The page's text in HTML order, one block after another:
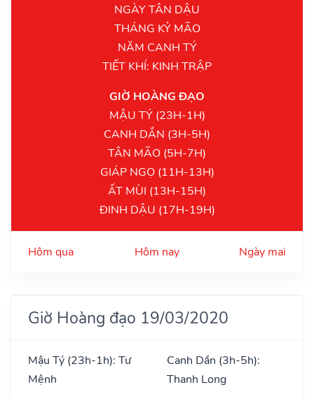
NGÀY TÂN DẬU
THÁNG KỶ MÃO
NĂM CANH TÝ
TIẾT KHÍ: KINH TRẬP
GIỜ HOÀNG ĐẠO
MẬU TÝ (23H-1H)
CANH DẦN (3H-5H)
TÂN MÃO (5H-7H)
GIÁP NGỌ (11H-13H)
ẤT MÙI (13H-15H)
ĐINH DẬU (17H-19H)
Hôm qua Hôm nay Ngày mai
Giờ Hoàng đạo 19/03/2020
Mậu Tý (23h-1h): Tư
Mệnh
Canh Dần (3h-5h):
Thanh Long